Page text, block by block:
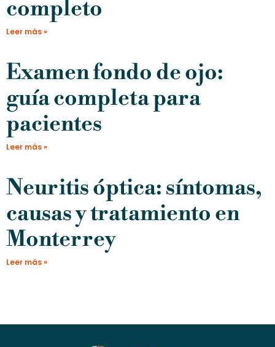
completo
Leer más »
Examen fondo de ojo:
guía completa para
pacientes
Leer más »
Neuritis óptica: síntomas,
causas y tratamiento en
Monterrey
Leer más »